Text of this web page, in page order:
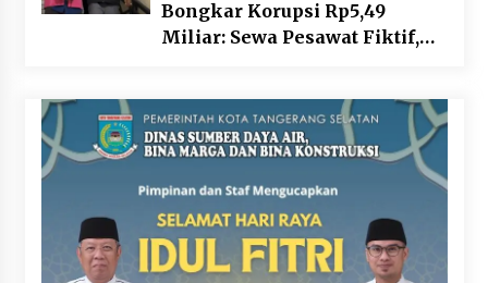
Bongkar Korupsi Rp5,49
Miliar: Sewa Pesawat Fiktif,